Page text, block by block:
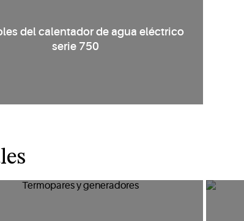
del calentador de agua eléctrico
serie 750